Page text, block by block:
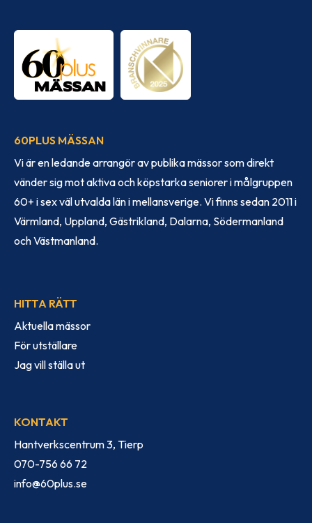
60PLUS MÄSSAN
Vi är en ledande arrangör av publika mässor som direkt
vänder sig mot aktiva och köpstarka seniorer i målgruppen
60+ i sex väl utvalda län i mellansverige. Vi finns sedan 2011 i
Värmland, Uppland, Gästrikland, Dalarna, Södermanland
och Västmanland.
HITTA RÄTT
Aktuella mässor
För utställare
Jag vill ställa ut
KONTAKT
Hantverkscentrum 3, Tierp
070-756 66 72
info@60plus.se